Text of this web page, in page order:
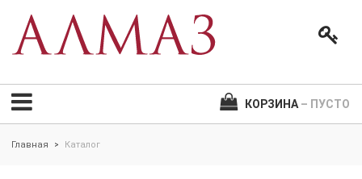
КОРЗИНА – ПУСТО
Главная > Каталог